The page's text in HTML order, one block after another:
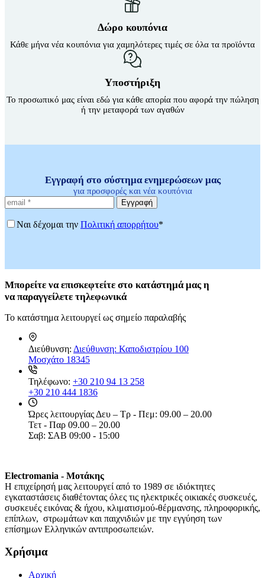
Δώρο κουπόνια
Κάθε μήνα νέα κουπόνια για χαμηλότερες τιμές σε όλα τα προϊόντα
Υποστήριξη
Το προσωπικό μας είναι εδώ για κάθε απορία που αφορά την πώληση
ή την μεταφορά των αγαθών
Εγγραφή στο σύστημα ενημερώσεων μας
για προσφορές και νέα κουπόνια
Εγγραφή
Ναι δέχομαι την Πολιτική απορρήτου*
Μπορείτε να επισκεφτείτε στο κατάστημά μας η
ναπαραγγείλετε τηλεφωνικά
Το κατάστημα λειτουργεί ως σημείο παραλαβής
Διεύθυνση: Διεύθυνση: Καποδιστρίου 100
Μοσχάτο 18345
Τηλέφωνο: +30 210 94 13 258
+30 210 444 1836
Ώρες λειτουργίας Δευ – Τρ - Πεμ: 09.00 – 20.00
Τετ - Παρ 09.00 – 20.00
Σαβ: ΣΑΒ 09:00 - 15:00
Electromania - Μοτάκης
H επιχείρησή μας λειτουργεί από το 1989 σε ιδιόκτητες
εγκαταστάσεις διαθέτοντας όλες τις ηλεκτρικές οικιακές συσκευές,
συσκευές εικόνας & ήχου, κλιματισμού-θέρμανσης, πληροφορικής,
επίπλων, στρωμάτων και παιχνιδιών με την εγγύηση των
επίσημων Ελληνικών αντιπροσωπειών.
Χρήσιμα
Αρχική